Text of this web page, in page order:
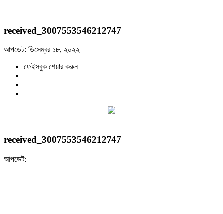
received_3007553546212747
আপডেট: ডিসেম্বর ১৮, ২০২২
ফেইসবুক শেয়ার করুন
received_3007553546212747
আপডেট: